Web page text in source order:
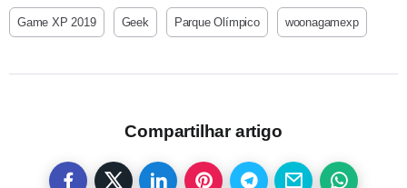
Game XP 2019 Geek Parque Olímpico woonagamexp
Compartilhar artigo